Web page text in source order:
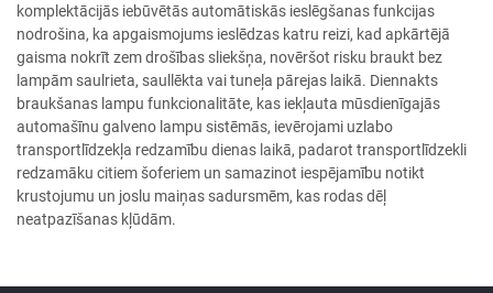
komplektācijās iebūvētās automātiskās ieslēgšanas funkcijas
nodrošina, ka apgaismojums ieslēdzas katru reizi, kad apkārtējā
gaisma nokrīt zem drošības sliekšņa, novēršot risku braukt bez
lampām saulrieta, saullēkta vai tuneļa pārejas laikā. Diennakts
braukšanas lampu funkcionalitāte, kas iekļauta mūsdienīgajās
automašīnu galveno lampu sistēmās, ievērojami uzlabo
transportlīdzekļa redzamību dienas laikā, padarot transportlīdzekli
redzamāku citiem šoferiem un samazinot iespējamību notikt
krustojumu un joslu maiņas sadursmēm, kas rodas dēļ
neatpazīšanas kļūdām.